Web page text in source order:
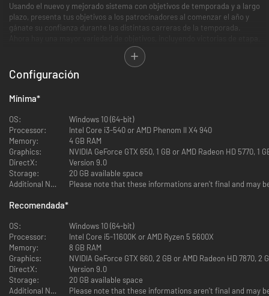
Usando el nuevo y mejorado sistema con objetivos de temporada y a largo
plazo, presenta tus objetivos a los patrocinadores al comenzar el año y
gánate su confianza durante las distintas carreras de la temporada.
visibilidad de la publicidad y ganar las carreras más prestigiosas.
Los objetivos de carrera son ahora más realistas. Ahora se puede
contentar a los pequeños patrocinadores con oportunidades publicitarias
Cada patrocinador es distinto, con expectativas variadas y restricciones
regionales exclusivas en términos de contratación. Un patrocinador
colombiano puede pedirte que contrates a ciclistas colombianos para tu
equipo. Te corresponde a ti elegir el patrocinador adecuado en función de
la dirección que quieras darle a tu equipo.
Como sucede en la vida real, como director deportivo de tu equipo,
tendrás que buscar nuevos patrocinadores para construir tu equipo
ciclista. Ahora puedes colaborar con varios patrocinadores. Debes
cumplir las expectativas de cada patrocinador o arriesgarte a tener a
algunos descontentos con vuestra colaboración.
El rendimiento en carrera también influye de manera considerable en el
éxito de tus corredores. Invierte en equipamiento de alta calidad para
lograr los beneficios graduales que tanto buscan los equipos
profesionales. Cada pequeña optimización importa y puede ayudarte a
llegar a ser el mejor equipo del mundo.
Configuración
Mínima*
OS:
Windows 10 (64-bit)
Processor:
Intel Core i3-540 or AMD Phenom II X4 940
Memory:
4 GB RAM
Graphics:
NVIDIA GeForce GTX 650, 1 GB or AMD Radeon HD 5770, 1
DirectX:
Version 9.0
Storage:
20 GB available space
Additional Notes:
Please note that these informations aren't final and may
Recomendada*
OS:
Windows 10 (64-bit)
Processor:
Intel Core i5-11600K or AMD Ryzen 5 5600X
Memory:
8 GB RAM
Graphics:
NVIDIA GeForce GTX 660, 2 GB or AMD Radeon HD 7870, 2
DirectX:
Version 9.0
Storage:
20 GB available space
Additional Notes:
Please note that these informations aren't final and may